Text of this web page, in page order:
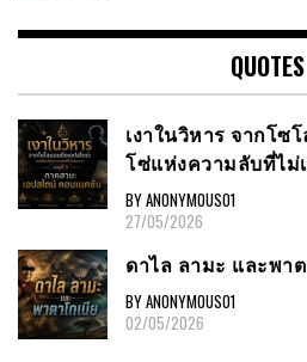
QUOTES
เงาในวิหาร จากโซ
โซ่แห่งความลับที่ไม่
BY ANONYMOUS01
27/05/2026
ดาไล ลามะ และพา
BY ANONYMOUS01
02/05/2026